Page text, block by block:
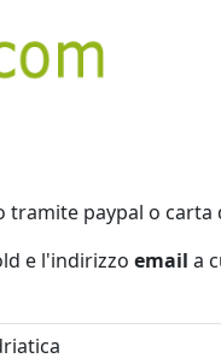
tramite paypal o carta
e l'indirizzo email a